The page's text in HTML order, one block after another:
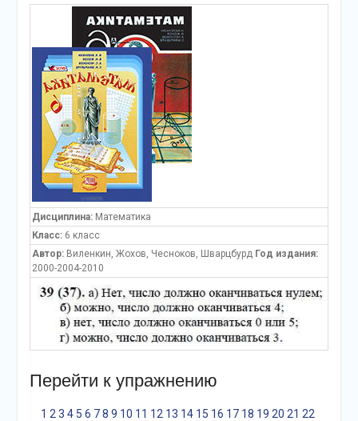
Дисциплина:Математика
Класс:6 класс
Автор:Виленкин, Жохов, Чесноков, Шварцбурд Год издания:
2000-2004-2010
Перейти к упражнению
1 2 3 4 5 6 7 8 9 10 11 12 13 14 15 16 17 18 19 20 21 22